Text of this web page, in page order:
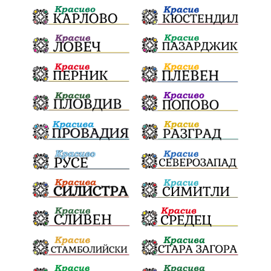
Българска патриаршия СВетли празници
Криминално Творчество Тръмп
Ценности Европейска комисия
Урсула фон дер Лайен Законопроект
Вдъхновяваща история Приказка
Замърсяване Боклук Дружба
Хавайска мироточива икона
Пресвета Богородица Светия синод
Йордан Камджалов Софи Маринова
Управление Наводнения